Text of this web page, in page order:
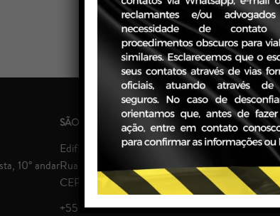
10° andar
SÃO PAULO - SP
Edifício Paddock II
Rua Hungria, 620 - Jardim Europa, 15° andar
CEP 01455-000
+55 51 3093.7300